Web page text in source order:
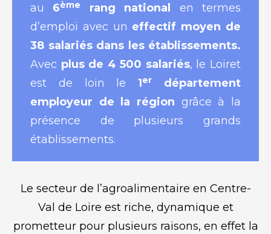
au 6ème rang national
en termes
d’emploi avec un effectif moyen de
38 salariés dans les établissements.
Avec plus de 4 500 salariés, le Loiret
est de loin le1er
département
employeur de la région grâce à la
présence de plusieurs grands
établissements.
Le secteur de l’agroalimentaire en Centre-
Val de Loire est riche, dynamique et
prometteur pour plusieurs raisons, en effet la